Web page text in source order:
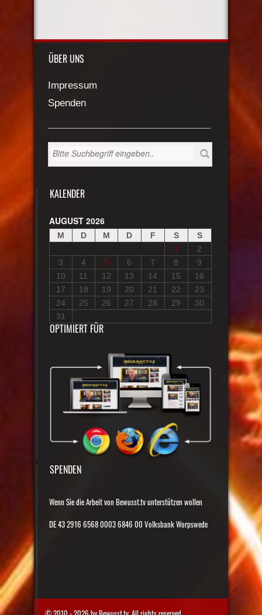
ÜBER UNS
Impressum
Spenden
KALENDER
AUGUST 2026
M D M D F S
S
1
2
3
4 5 6 7 8
9
10
11 12 13 14 15
16
17
18 19 20 21 22
23
24
25 26 27 28 29
30
31
OPTIMIERT FÜR
SPENDEN
Wenn Sie die Arbeit von Bewusst.tv unterstützen wollen
DE 43 2916 6568 0003 6846 00 Volksbank Worpswede